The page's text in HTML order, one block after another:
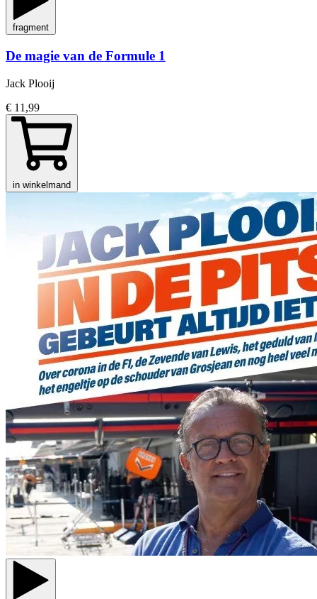
fragment
De magie van de Formule 1
Jack Plooij
€ 11,99
in winkelmand